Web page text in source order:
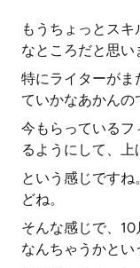
もうちょっとス
なところだと思い
特にライターがま
ていかなあかんの
今もらっているフ
るようにして、上
という感じです
どね。
そんな感じで、
なんちゃうかとい